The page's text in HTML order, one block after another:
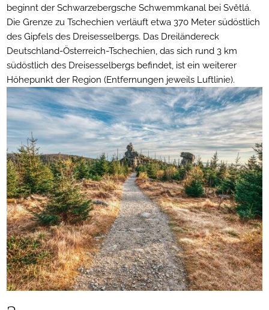
beginnt der Schwarzebergsche Schwemmkanal bei Světlá.
Die Grenze zu Tschechien verläuft etwa 370 Meter südöstlich
des Gipfels des Dreisesselbergs. Das Dreiländereck
Deutschland-Österreich-Tschechien, das sich rund 3 km
südöstlich des Dreisesselbergs befindet, ist ein weiterer
Höhepunkt der Region (Entfernungen jeweils Luftlinie).